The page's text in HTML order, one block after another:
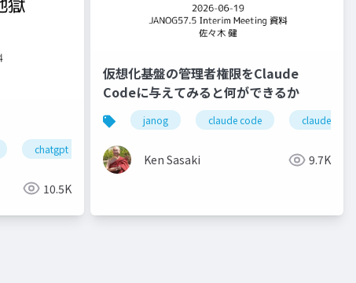
chatgpt janogdon
10.5K
仮想化基盤の管理者権限をClaude
Codeに与えてみると何ができるか
janog claude code claude
Ken Sasaki 9.7K